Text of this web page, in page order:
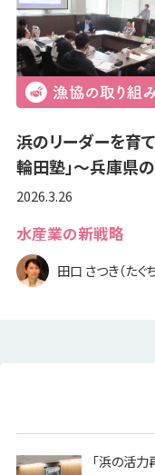
浜のリーダーを育
輪田塾」～兵庫県
2026.3.26
水産業の新戦略
「浜の活